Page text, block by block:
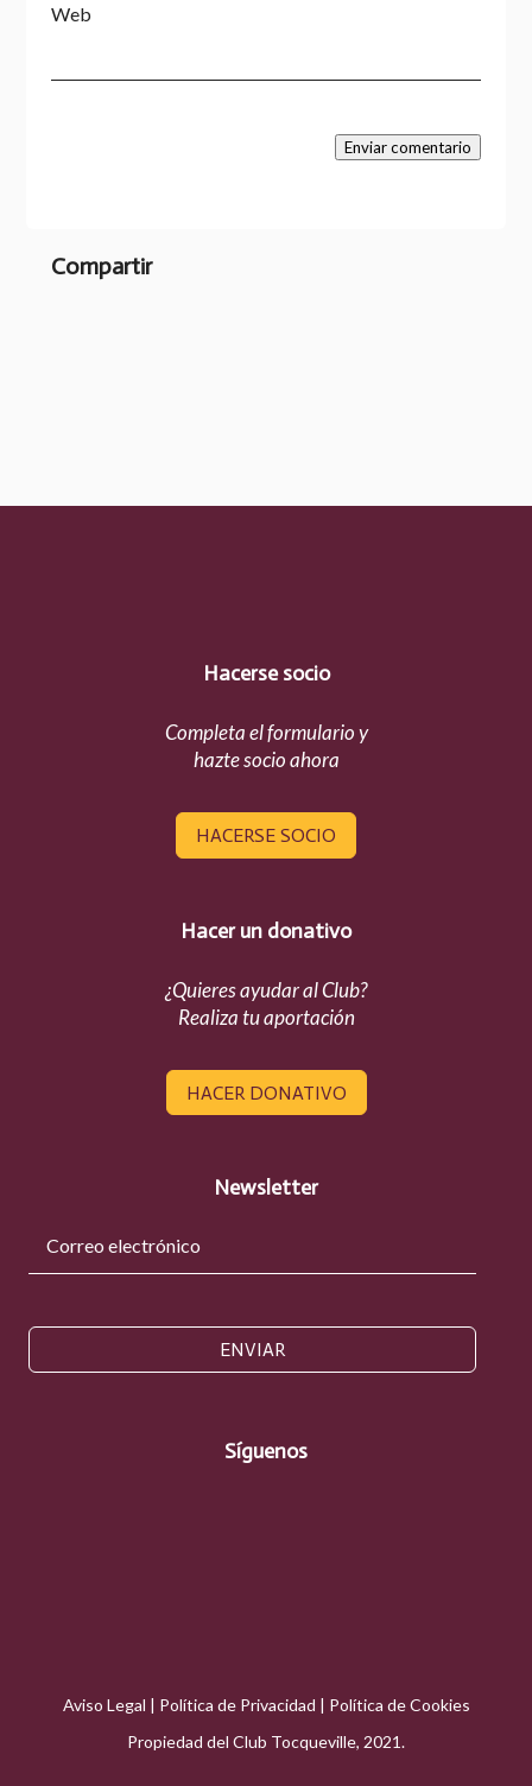
Web
Enviar comentario
Compartir
Hacerse socio
Completa el formulario y
hazte socio ahora
HACERSE SOCIO
Hacer un donativo
¿Quieres ayudar al Club?
Realiza tu aportación
HACER DONATIVO
Newsletter
ENVIAR
Síguenos
Aviso Legal | Política de Privacidad | Política de Cookies
Propiedad del Club Tocqueville, 2021.